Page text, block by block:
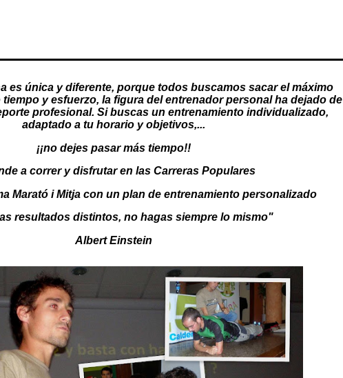
es única y diferente, porque todos buscamos sacar el máximo
y esfuerzo, la figura delentrenador personalha dejado de
profesional. Si buscas un entrenamiento individualizado,
adaptado a tu horario y objetivos,...
¡¡no dejes pasar más tiempo!!
a correr y disfrutar en las Carreras Populares
Marató i Mitja con un plan de entrenamiento personalizado
resultados distintos, no hagas siempre lo mismo"
Albert Einstein